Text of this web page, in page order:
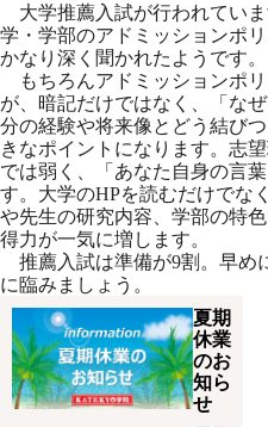
大学推薦入試が行われてい
学・学部のアドミッションポ
かなり深く聞かれたようです。
もちろんアドミッションポ
が、暗記だけではなく、「な
分の経験や将来像とどう結び
きなポイントになります。志
では弱く、「あなた自身の言
す。大学のHPを読むだけでな
や先生の研究内容、学部の特
得力が一気に増します。
推薦入試は準備が9割。早め
に臨みましょう。
夏期
休業
のお
知ら
せ